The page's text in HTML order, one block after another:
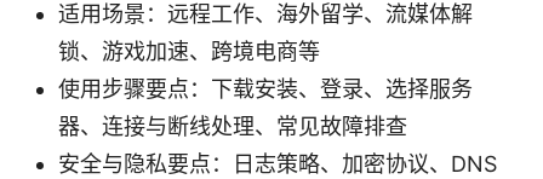
适用场景：远程工作、海外留学、流媒体解
锁、游戏加速、跨境电商等
使用步骤要点：下载安装、登录、选择服务
器、连接与断线处理、常见故障排查
安全与隐私要点：日志策略、加密协议、DNS